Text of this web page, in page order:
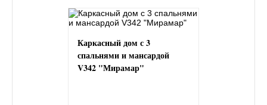
Каркасный дом с 3
спальнями и мансардой
V342 "Мирамар"